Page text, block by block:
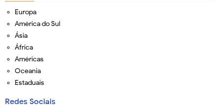
Europa
América do Sul
Ásia
África
Américas
Oceania
Estaduais
Redes Sociais